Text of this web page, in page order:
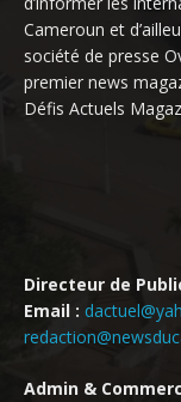
Cameroun et
société de presse
premier news
Défis Actuels
Directeur de
Email :
Admin &